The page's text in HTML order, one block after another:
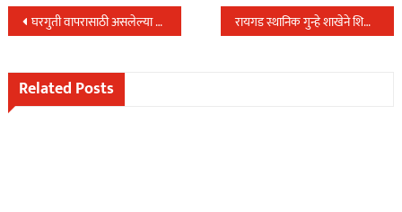
Post
navigation
घरगुती वापरासाठी असलेल्या गॅस सिलेंडरचा काळा बाजार करुन ते धोकादायक पध्दतीने रिफिलींग करणाऱ्याच्या गुन्हे शाखा युनिट २ ने आवळल्या मुसक्या… रायगड स्थानिक गुन्हे शाखेने शिताफिने उघड गेले सोनसाखळी चोरीचे ३ गुन्हे,आरोपींना पनवेल येथुन मुद्देमालासह केली अटक….
Related Posts